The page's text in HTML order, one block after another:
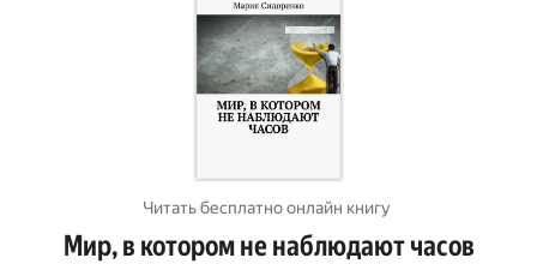
Читать бесплатно онлайн книгу
Мир, в котором не наблюдают часов